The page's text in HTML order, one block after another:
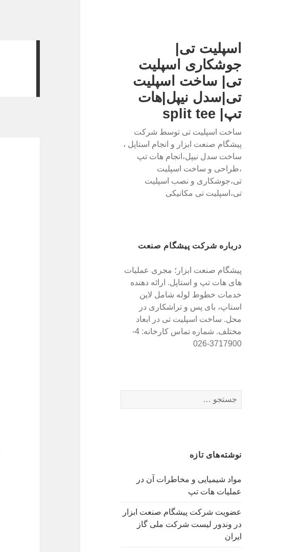
اسپلیت تی|
جوشکاری اسپلیت
تی| ساخت اسپلیت
تی|سدل نیپل|هات
تپ| split tee
ساخت اسپلیت تی توسط شرکت
پیشگام صنعت ابزار و انجام استاپل ،
ساخت سدل نیپل،انجام هات تپ
،طراحی و ساخت اسپلیت
تی،جوشکاری و نصب اسپلیت
تی،اسپلیت تی مکانیکی
درباره شرکت پیشگام صنعت
پیشگام صنعت ابزار؛ مجری عملیات
های هات تپ و استاپل. ارائه دهنده
خدمات خطوط لوله شامل لاین
استاپ، بای پس و تراشکاری در
محل. ساخت اسپلیت تی در ابعاد
مختلف. شماره تماس کارخانه: 4-
3717900-026
س
ب
ا
ی
نوشته‌های تازه
مواد شیمیایی و مخاطرات آن در
عملیات هات تپ
عضویت شرکت پیشگام صنعت ابزار
در وندور لیست شرکت ملی گاز
ایران